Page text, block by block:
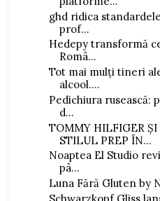
ghd ridica
prof...
Hedepy transformă
Româ...
Tot mai mulți tineri
alcool....
Pedichiura rusească:
d...
TOMMY HILFIGER
STILUL PREP ÎN...
Noaptea El Studio
pâ...
Luna Fără Gluten by